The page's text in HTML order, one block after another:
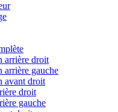
arrière droit
arrière gauche
avant droit
droit
gauche